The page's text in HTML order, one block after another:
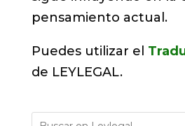
pensamiento actual.
Puedes utilizar el
de LEYLEGAL.